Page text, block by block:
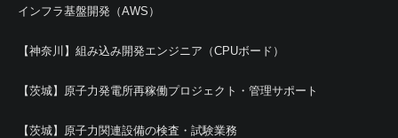
インフラ基盤開発（AWS）
【神奈川】組み込み開発エンジニア（CPUボード）
【茨城】原子力発電所再稼働プロジェクト・管理サポート
【茨城】原子力関連設備の検査・試験業務